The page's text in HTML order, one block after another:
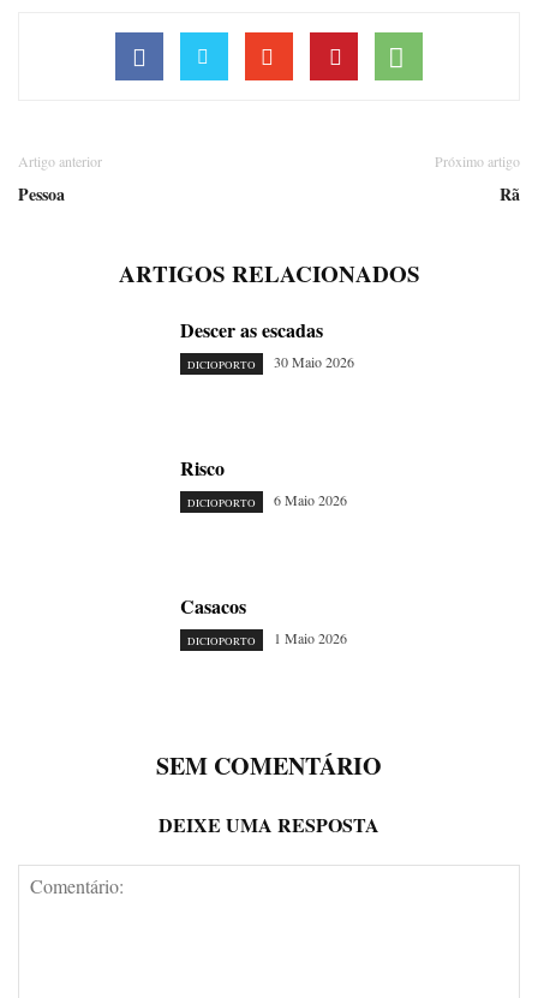
Artigo anterior
Pessoa
Próximo artigo
Rã
ARTIGOS RELACIONADOS
Descer as escadas
DICIOPORTO 30 Maio 2026
Risco
DICIOPORTO 6 Maio 2026
Casacos
DICIOPORTO 1 Maio 2026
SEM COMENTÁRIO
DEIXE UMA RESPOSTA